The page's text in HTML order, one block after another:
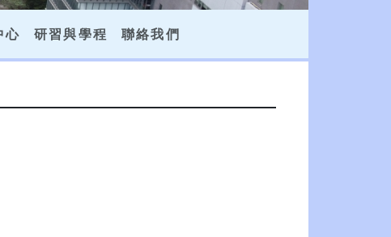
心 研習與學程 聯絡我們